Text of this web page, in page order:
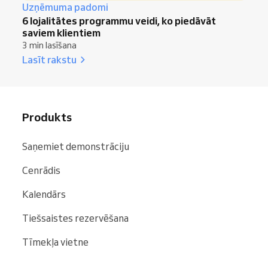
Uzņēmuma padomi
6 lojalitātes programmu veidi, ko piedāvāt
saviem klientiem
3 min lasīšana
Lasīt rakstu
Produkts
Saņemiet demonstrāciju
Cenrādis
Kalendārs
Tiešsaistes rezervēšana
Tīmekļa vietne